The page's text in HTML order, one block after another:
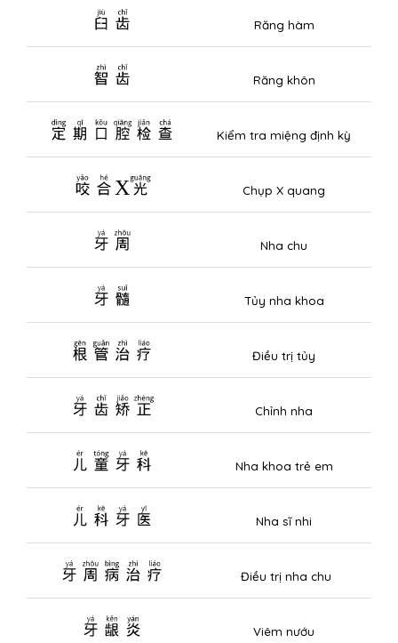
臼齿 Răng hàm
智齿 Răng khôn
定期口腔检查 Kiểm tra miệng định kỳ
咬合X光 Chụp X quang
牙周 Nha chu
牙髓 Tủy nha khoa
根管治疗 Điều trị tủy
牙齿矫正 Chỉnh nha
儿童牙科 Nha khoa trẻ em
儿科牙医 Nha sĩ nhi
牙周病治疗 Điều trị nha chu
牙龈炎 Viêm nướu